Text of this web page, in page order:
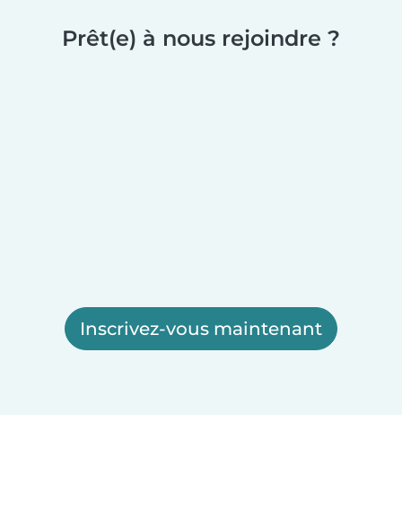
Prêt(e) à nous rejoindre ?
Inscrivez-vous maintenant